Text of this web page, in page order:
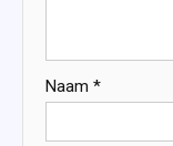
Naam *